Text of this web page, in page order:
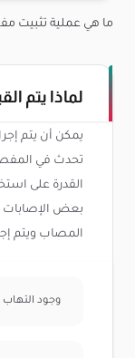
ما هي عملية تثبيت
لماذا يتم
يمكن أن يتم
تحدث في
القدرة على
بعض الإصابات
المصاب ويتم
وجود التهاب